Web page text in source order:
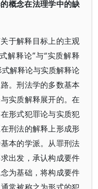
概念在法理学中的缺
于解释目标上的主观
解释论”与“实质解释
解释论与实质解释论
。刑法学的多数基本
实质解释展开的。在
形式犯罪论与实质犯
刑法的解释上形成形
本的学派。从罪刑法
出发，承认构成要件
为基础，将构成要件